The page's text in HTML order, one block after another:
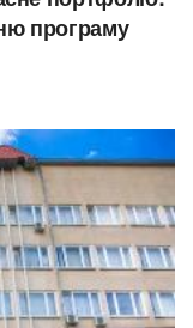
програму